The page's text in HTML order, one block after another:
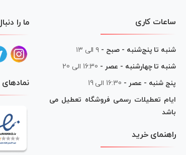
ساعات کاری
شنبه تا پنج‌شنبه - صبح - ۹ الی ۱۳
شنبه تا چهارشنبه - عصر - 16:30 الی 20
پنج شنبه - عصر - 16:30 الی 19
ایام تعطیلات رسمی فروشگاه تعطیل می
باشد
راهنمای خرید
ما را
نمادهای